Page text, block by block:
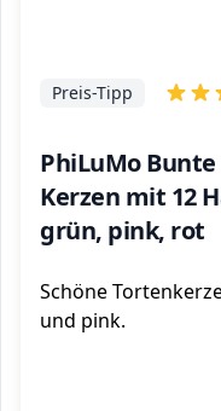
PhiLuMo
Kerzen mit 12
grün, pink, rot
Preis-Tipp
Schöne
und pink.